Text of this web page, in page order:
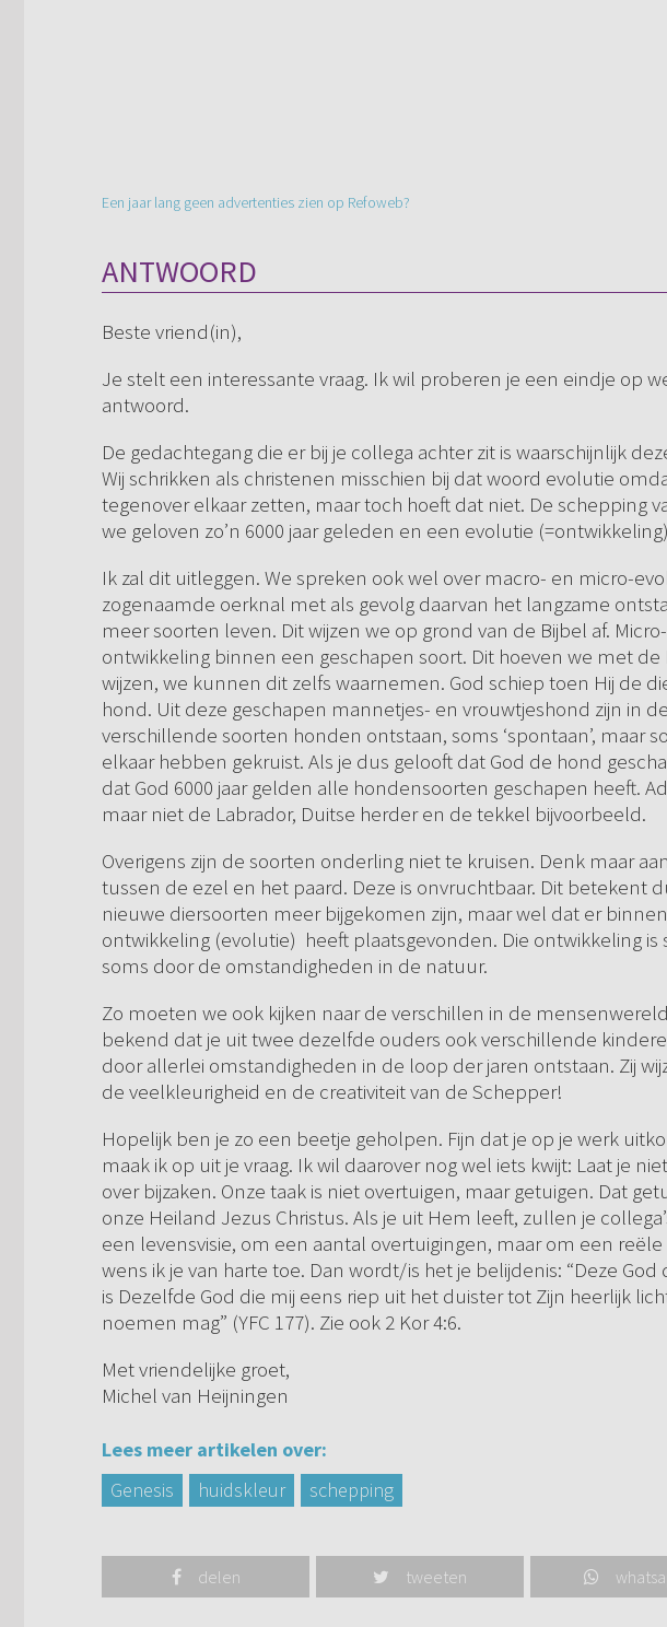
Een jaar lang geen advertenties zien op Refoweb?
ANTWOORD
Beste vriend(in),
Je stelt een interessante vraag. Ik wil proberen je een eindje op
antwoord.
De gedachtegang die er bij je collega achter zit is waarschijnlijk
Wij schrikken als christenen misschien bij dat woord evolutie
tegenover elkaar zetten, maar toch hoeft dat niet. De schepping
we geloven zo’n 6000 jaar geleden en een evolutie
Ik zal dit uitleggen. We spreken ook wel over macro- en micro-
zogenaamde oerknal met als gevolg daarvan het langzame
meer soorten leven. Dit wijzen we op grond van de Bijbel af.
ontwikkeling binnen een geschapen soort. Dit hoeven we met de
wijzen, we kunnen dit zelfs waarnemen. God schiep toen Hij de
hond. Uit deze geschapen mannetjes- en vrouwtjeshond zijn in
verschillende soorten honden ontstaan, soms ‘spontaan’, maar
elkaar hebben gekruist. Als je dus gelooft dat God de hond
dat God 6000 jaar gelden alle hondensoorten geschapen heeft.
maar niet de Labrador, Duitse herder en de tekkel bijvoorbeeld.
Overigens zijn de soorten onderling niet te kruisen. Denk maar
tussen de ezel en het paard. Deze is onvruchtbaar. Dit betekent
nieuwe diersoorten meer bijgekomen zijn, maar wel dat er
ontwikkeling (evolutie) heeft plaatsgevonden. Die ontwikkeling
soms door de omstandigheden in de natuur.
Zo moeten we ook kijken naar de verschillen in de
bekend dat je uit twee dezelfde ouders ook verschillende
door allerlei omstandigheden in de loop der jaren ontstaan. Zij
de veelkleurigheid en de creativiteit van de Schepper!
Hopelijk ben je zo een beetje geholpen. Fijn dat je op je werk
maak ik op uit je vraag. Ik wil daarover nog wel iets kwijt: Laat je
over bijzaken. Onze taak is niet overtuigen, maar getuigen. Dat
onze Heiland Jezus Christus. Als je uit Hem leeft, zullen je
een levensvisie, om een aantal overtuigingen, maar om een
wens ik je van harte toe. Dan wordt/is het je belijdenis: “Deze
is Dezelfde God die mij eens riep uit het duister tot Zijn heerlijk
noemen mag” (YFC 177). Zie ook 2 Kor 4:6.
Met vriendelijke groet,
Michel van Heijningen
Lees meer artikelen over:
Genesis
huidskleur schepping
delen tweeten